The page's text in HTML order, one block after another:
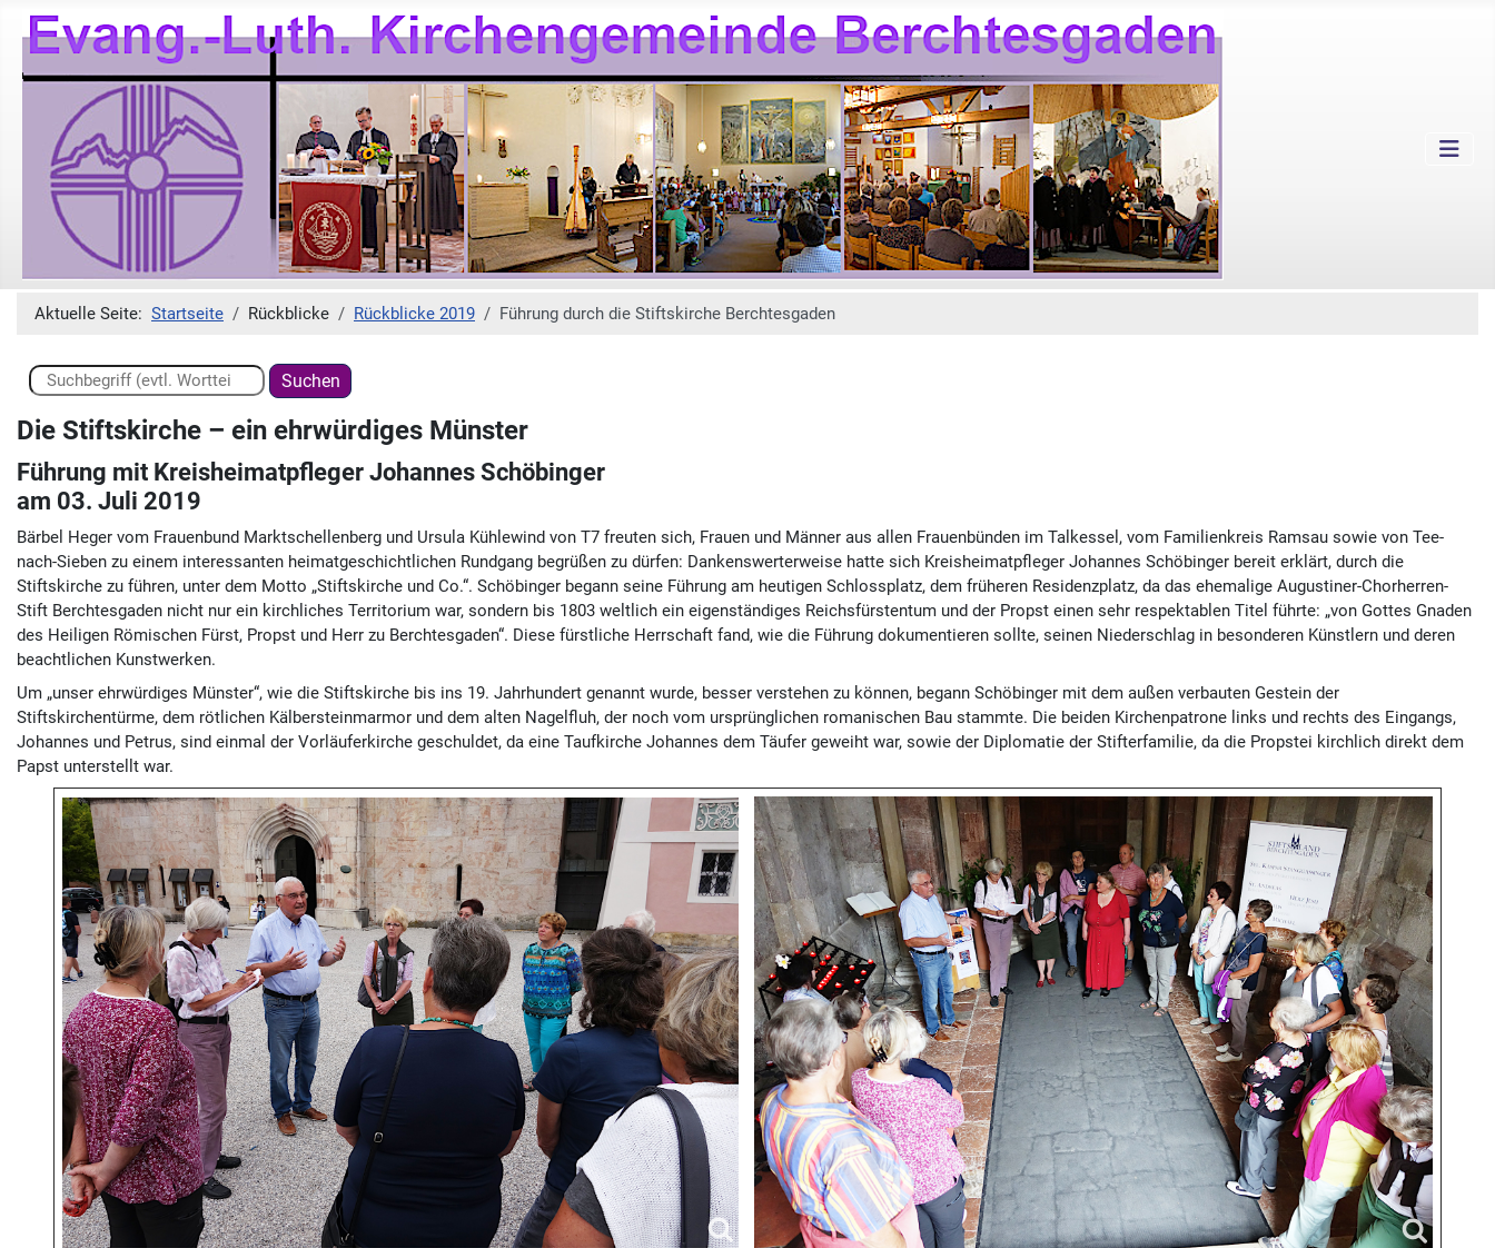
Aktuelle Seite: Startseite Rückblicke Rückblicke 2019 Führung durch die Stiftskirche Berchtesgaden
Suchen ...
Suchen
Die Stiftskirche – ein ehrwürdiges Münster
Führung mit Kreisheimatpfleger Johannes Schöbinger
am 03. Juli 2019
Bärbel Heger vom Frauenbund Marktschellenberg und Ursula Kühlewind von T7 freuten sich, Frauen und Männer aus allen Frauenbünden im Talkessel, vom Familienkreis Ramsau sowie von Tee-
nach-Sieben zu einem interessanten heimatgeschichtlichen Rundgang begrüßen zu dürfen: Dankenswerterweise hatte sich Kreisheimatpfleger Johannes Schöbinger bereit erklärt, durch die
Stiftskirche zu führen, unter dem Motto „Stiftskirche und Co.“. Schöbinger begann seine Führung am heutigen Schlossplatz, dem früheren Residenzplatz, da das ehemalige Augustiner-Chorherren-
Stift Berchtesgaden nicht nur ein kirchliches Territorium war, sondern bis 1803 weltlich ein eigenständiges Reichsfürstentum und der Propst einen sehr respektablen Titel führte: „von Gottes Gnaden
des Heiligen Römischen Fürst, Propst und Herr zu Berchtesgaden“. Diese fürstliche Herrschaft fand, wie die Führung dokumentieren sollte, seinen Niederschlag in besonderen Künstlern und deren
beachtlichen Kunstwerken.
Um „unser ehrwürdiges Münster“, wie die Stiftskirche bis ins 19. Jahrhundert genannt wurde, besser verstehen zu können, begann Schöbinger mit dem außen verbauten Gestein der
Stiftskirchentürme, dem rötlichen Kälbersteinmarmor und dem alten Nagelfluh, der noch vom ursprünglichen romanischen Bau stammte. Die beiden Kirchenpatrone links und rechts des Eingangs,
Johannes und Petrus, sind einmal der Vorläuferkirche geschuldet, da eine Taufkirche Johannes dem Täufer geweiht war, sowie der Diplomatie der Stifterfamilie, da die Propstei kirchlich direkt dem
Papst unterstellt war.